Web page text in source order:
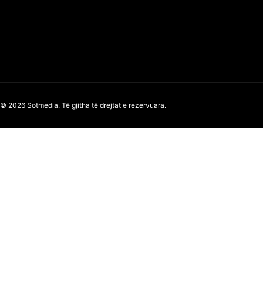
© 2026 Sotmedia. Të gjitha të drejtat e rezervuara.